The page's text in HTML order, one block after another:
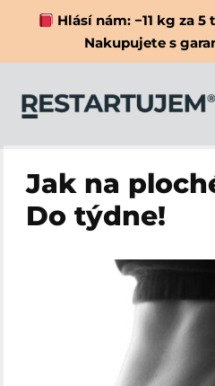
Hlásí nám: −11 kg za 5
Nakupujete s
Jak na
Do týdne!